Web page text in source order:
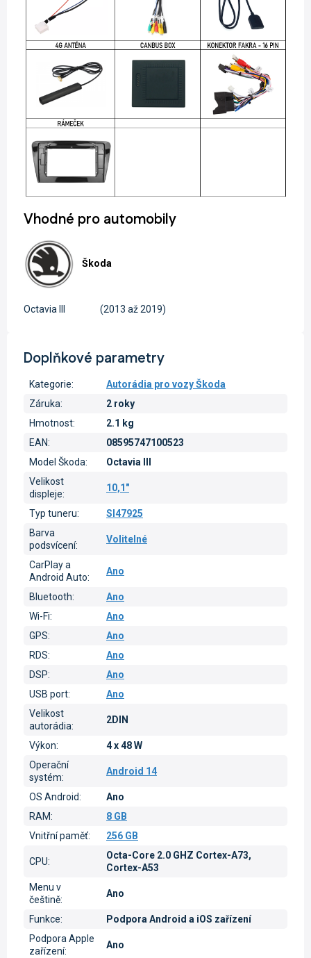
Vhodné pro automobily
Škoda
Octavia III (2013 až 2019)
Doplňkové parametry
Kategorie:
Autorádia pro vozy Škoda
Záruka:
2 roky
Hmotnost:
2.1 kg
EAN:
08595747100523
Model Škoda:
Octavia III
Velikost
displeje:
10,1"
Typ tuneru:
SI47925
Barva
podsvícení:
Volitelné
CarPlay a
Android Auto:
Ano
Bluetooth:
Ano
Wi-Fi:
Ano
GPS:
Ano
RDS:
Ano
DSP:
Ano
USB port:
Ano
Velikost
autorádia:
2DIN
Výkon:
4 x 48 W
Operační
systém:
Android 14
OS Android:
Ano
RAM:
8 GB
Vnitřní paměť: 256 GB
CPU:
Octa-Core 2.0 GHZ Cortex-A73,
Cortex-A53
Menu v
češtině:
Ano
Funkce:
Podpora Android a iOS zařízení
Podpora Apple
zařízení:
Ano